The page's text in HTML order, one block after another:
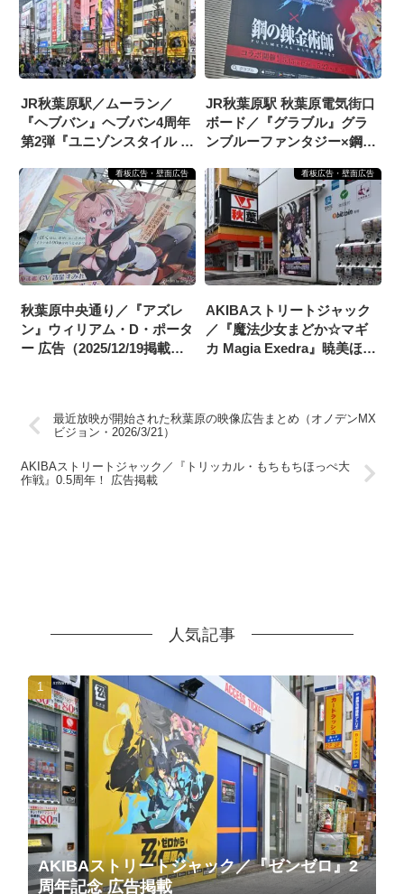
JR秋葉原駅／ムーラン／
『ヘブバン』ヘブバン4周年
第2弾『ユニゾンスタイル 逢
ーイベント開催！』広告掲
載
JR秋葉原駅 秋葉原電気街口
ボード／『グラブル』グラ
ンブルーファンタジー×鋼の
載開始）
看板広告・壁面広告
秋葉原中央通り／『アズレ
ン』ウィリアム・D・ポータ
ー 広告（2025/12/19掲載開
看板広告・壁面広告
AKIBAストリートジャック
／『魔法少女まどか☆マギ
カ Magia Exedra』暁美ほむ
最近放映が開始された秋葉原の映像広告まとめ（オノデンMX
ビジョン・2026/3/21）
AKIBAストリートジャック／『トリッカル・もちもちほっぺ大
作戦』0.5周年！ 広告掲載
人気記事
AKIBAストリートジャック／『ゼンゼロ』2
周年記念 広告掲載